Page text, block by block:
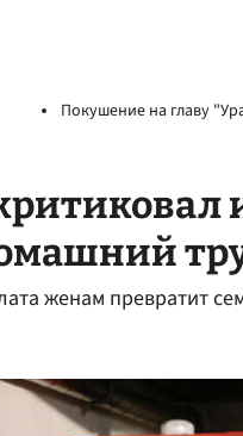
Покушение на главу
женам превратит